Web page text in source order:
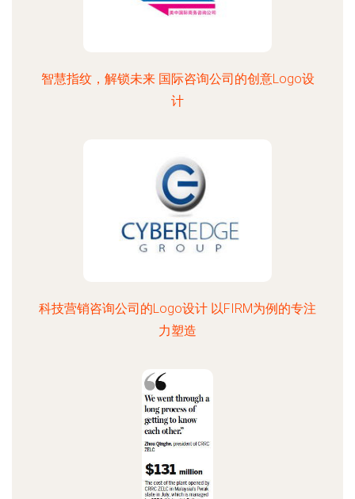
智慧指纹，解锁未来 国际咨询公司的创意Logo设
计
科技营销咨询公司的Logo设计 以FIRM为例的专注
力塑造